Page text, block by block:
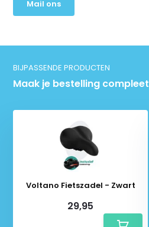
Mail ons
BIJPASSENDE PRODUCTEN
Maak je bestelling compleet
Voltano Fietszadel - Zwart
29,95